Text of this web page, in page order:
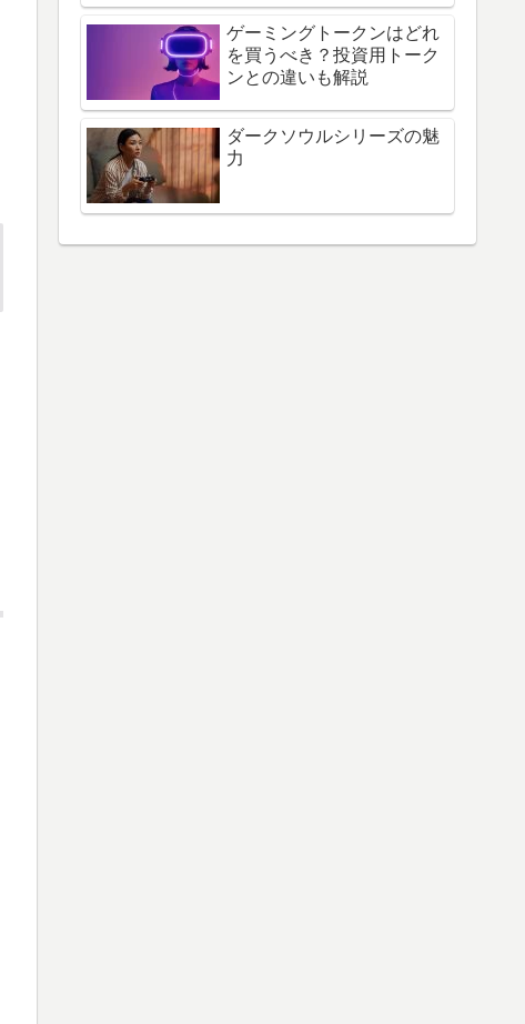
ゲーミングトークンはどれ
を買うべき？投資用トーク
ンとの違いも解説
ダークソウルシリーズの魅
力